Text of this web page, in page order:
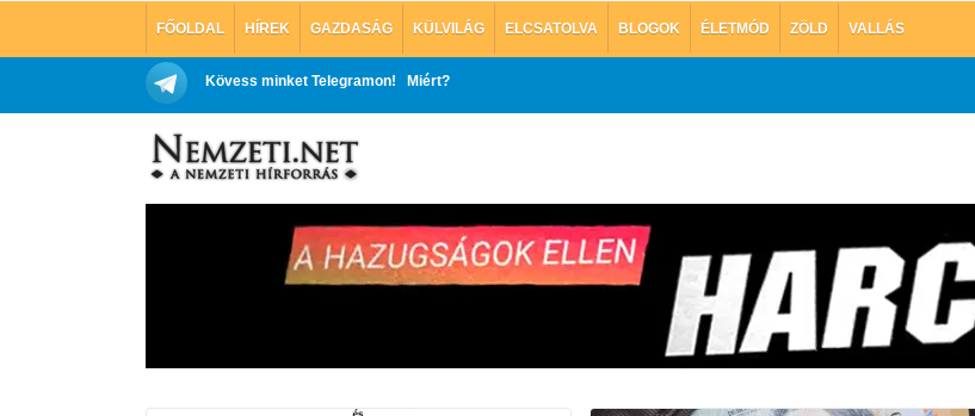
FŐOLDAL HÍREK GAZDASÁG KÜLVILÁG ELCSATOLVA BLOGOK ÉLETMÓD ZÖLD VALLÁS
Kövess minket Telegramon! Miért?